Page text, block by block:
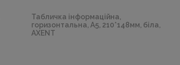
Табличка інформаційна,
горизонтальна, A5, 210*148мм, біла,
AXENT